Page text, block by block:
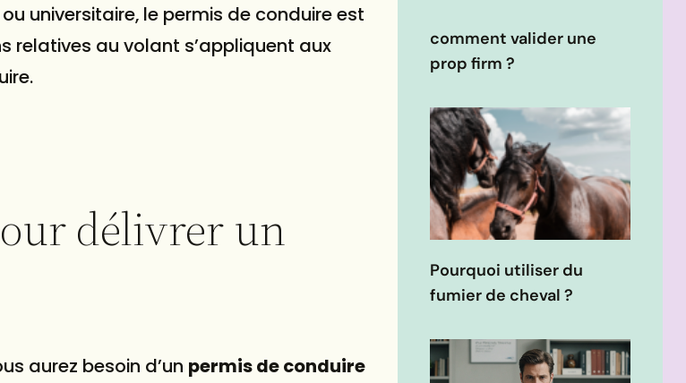
universitaire, le permis de conduire est
relatives au volant s’appliquent aux
délivrer un
aurez besoin d’un permis de conduire
comment valider une
prop firm ?
Pourquoi utiliser du
fumier de cheval ?